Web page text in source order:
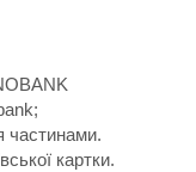
частинами.
картки.